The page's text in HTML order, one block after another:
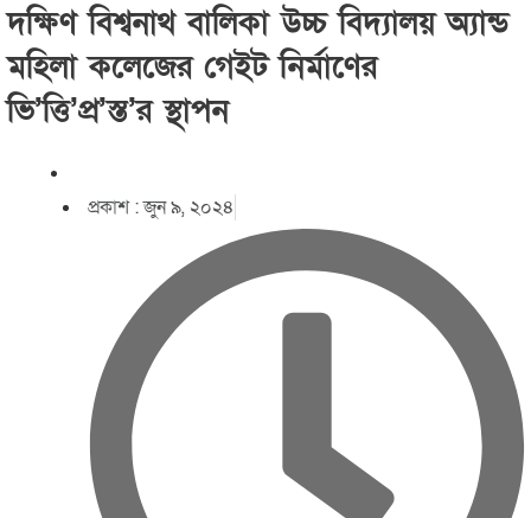
দক্ষিণ বিশ্বনাথ বালিকা উচ্চ বিদ্যালয় অ্যান্ড
মহিলা কলেজের গেইট নির্মাণের
ভি’ত্তি’প্র’স্ত’র স্থাপন
প্রকাশ :জুন ৯, ২০২৪